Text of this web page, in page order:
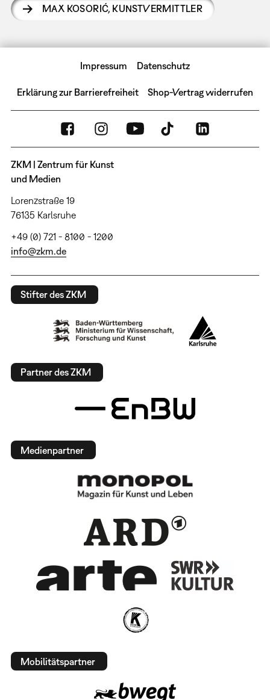
MAX KOSORIĆ, KUNSTVERMITTLER
Impressum Datenschutz
Erklärung zur Barrierefreiheit Shop-Vertrag widerrufen
ZKM | Zentrum für Kunst
und Medien
Lorenzstraße 19
76135 Karlsruhe
+49 (0) 721 - 8100 - 1200
info@zkm.de
Stifter des ZKM
Partner des ZKM
Medienpartner
Mobilitätspartner